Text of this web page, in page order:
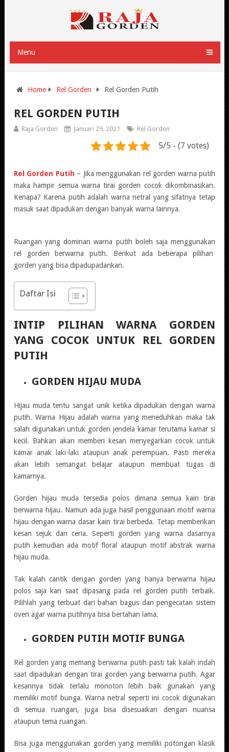
Menu
Home Rel Gorden Rel Gorden Putih
REL GORDEN PUTIH
Raja Gorden Januari 29, 2021 Rel Gorden
5/5 - (7 votes)
Rel Gorden Putih – Jika menggunakan rel gorden warna putih
maka hampir semua warna tirai gorden cocok dikombinasikan.
Kenapa? Karena putih adalah warna netral yang sifatnya tetap
masuk saat dipadukan dengan banyak warna lainnya.
Ruangan yang dominan warna putih boleh saja menggunakan
rel gorden berwarna putih. Berikut ada beberapa pilihan
gorden yang bisa dipadupadankan.
Daftar Isi
INTIP PILIHAN WARNA GORDEN
YANG COCOK UNTUK REL GORDEN
PUTIH
GORDEN HIJAU MUDA
Hijau muda tentu sangat unik ketika dipadukan dengan warna
putih. Warna Hijau adalah warna yang meneduhkan maka tak
salah digunakan untuk gorden jendela kamar terutama kamar si
kecil. Bahkan akan memberi kesan menyegarkan cocok untuk
kamar anak laki-laki ataupun anak perempuan. Pasti mereka
akan lebih semangat belajar ataupun membuat tugas di
kamarnya.
Gorden hijau muda tersedia polos dimana semua kain tirai
berwarna hijau. Namun ada juga hasil penggunaan motif warna
hijau dengan warna dasar kain tirai berbeda. Tetap memberikan
kesan sejuk dan ceria. Seperti gorden yang warna dasarnya
putih kemudian ada motif floral ataupun motif abstrak warna
hijau muda.
Tak kalah cantik dengan gorden yang hanya berwarna hijau
polos saja kan saat dipasang pada rel gorden putih terbaik.
Pilihlah yang terbuat dari bahan bagus dan pengecatan sistem
oven agar warna putihnya bisa bertahan lama.
GORDEN PUTIH MOTIF BUNGA
Rel gorden yang memang berwarna putih pasti tak kalah indah
saat dipadukan dengan tirai gorden yang berwarna putih. Agar
kesannya tidak terlalu monoton lebih baik gunakan yang
memiliki motif bunga. Warna netral seperti ini cocok digunakan
di semua ruangan, juga bisa disesuaikan dengan nuansa
ataupun tema ruangan.
Bisa juga menggunakan gorden yang memiliki potongan klasik